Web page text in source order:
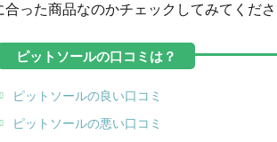
合った商品なのかチェックしてみてくださ
ピットソールの良い口コミ
ピットソールの悪い口コミ